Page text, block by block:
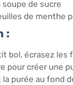
soupe de sucre
de menthe
:
bol, écrasez les
pour créer une
la purée au fond